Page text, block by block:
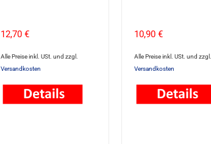
12,70 €
Alle Preise inkl. USt. und zzgl.
Versandkosten
10,90 €
Alle Preise inkl. USt. und zzgl.
Versandkosten